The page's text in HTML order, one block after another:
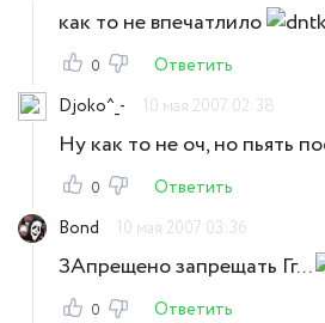
как то не впечатлило
0
Ответить
Djoko^_-
10 мая 2007 02:38
Ну как то не оч, но пьять
0
Ответить
Bond
10 мая 2007 03:36
ЗАпрещено запрещать Гг...
0
Ответить